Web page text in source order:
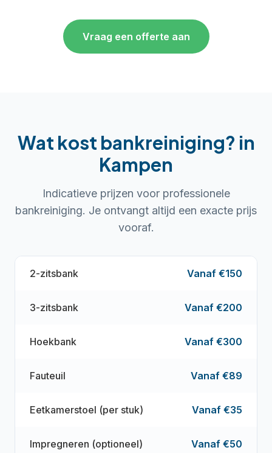
Vraag een offerte aan
Wat kost bankreiniging? in
Kampen
Indicatieve prijzen voor professionele
bankreiniging. Je ontvangt altijd een exacte prijs
vooraf.
2-zitsbank Vanaf €150
3-zitsbank Vanaf €200
Hoekbank Vanaf €300
Fauteuil Vanaf €89
Eetkamerstoel (per stuk) Vanaf €35
Impregneren (optioneel) Vanaf €50